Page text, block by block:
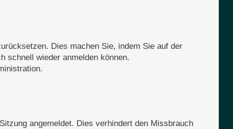
Dies machen Sie, indem Sie auf der
schnell wieder anmelden können.
angemeldet. Dies verhindert den Missbrauch